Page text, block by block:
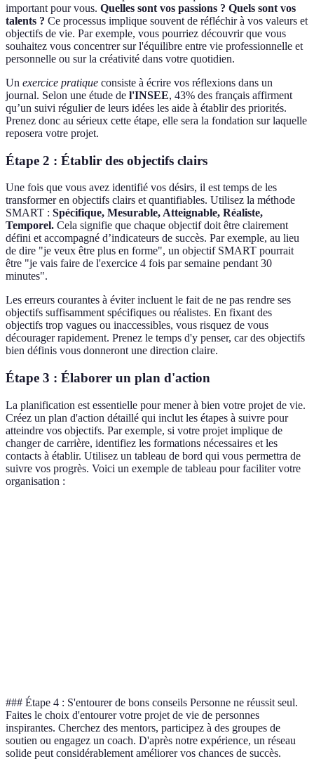
important pour vous. Quelles sont vos passions ? Quels sont vos
talents ? Ce processus implique souvent de réfléchir à vos valeurs et
objectifs de vie. Par exemple, vous pourriez découvrir que vous
souhaitez vous concentrer sur l'équilibre entre vie professionnelle et
personnelle ou sur la créativité dans votre quotidien.
Un exercice pratique consiste à écrire vos réflexions dans un
journal. Selon une étude de l'INSEE, 43% des français affirment
qu’un suivi régulier de leurs idées les aide à établir des priorités.
Prenez donc au sérieux cette étape, elle sera la fondation sur laquelle
reposera votre projet.
Étape 2 : Établir des objectifs clairs
Une fois que vous avez identifié vos désirs, il est temps de les
transformer en objectifs clairs et quantifiables. Utilisez la méthode
SMART : Spécifique, Mesurable, Atteignable, Réaliste,
Temporel. Cela signifie que chaque objectif doit être clairement
défini et accompagné d’indicateurs de succès. Par exemple, au lieu
de dire "je veux être plus en forme", un objectif SMART pourrait
être "je vais faire de l'exercice 4 fois par semaine pendant 30
minutes".
Les erreurs courantes à éviter incluent le fait de ne pas rendre ses
objectifs suffisamment spécifiques ou réalistes. En fixant des
objectifs trop vagues ou inaccessibles, vous risquez de vous
décourager rapidement. Prenez le temps d'y penser, car des objectifs
bien définis vous donneront une direction claire.
Étape 3 : Élaborer un plan d'action
La planification est essentielle pour mener à bien votre projet de vie.
Créez un plan d'action détaillé qui inclut les étapes à suivre pour
atteindre vos objectifs. Par exemple, si votre projet implique de
changer de carrière, identifiez les formations nécessaires et les
contacts à établir. Utilisez un tableau de bord qui vous permettra de
suivre vos progrès. Voici un exemple de tableau pour faciliter votre
organisation :
### Étape 4 : S'entourer de bons conseils Personne ne réussit seul.
Faites le choix d'entourer votre projet de vie de personnes
inspirantes. Cherchez des mentors, participez à des groupes de
soutien ou engagez un coach. D'après notre expérience, un réseau
solide peut considérablement améliorer vos chances de succès.